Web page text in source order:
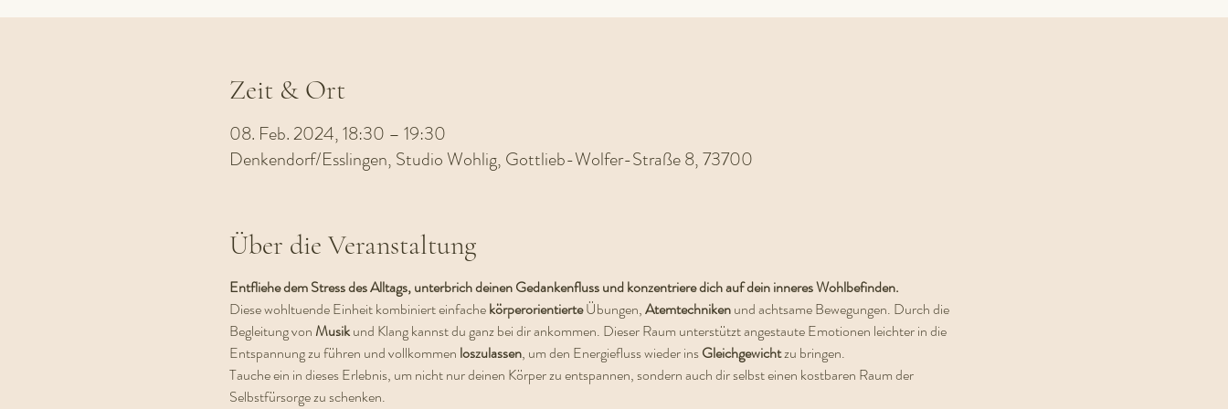
Zeit & Ort
08. Feb. 2024, 18:30 – 19:30
Denkendorf/Esslingen, Studio Wohlig, Gottlieb-Wolfer-Straße 8, 73700
Über die Veranstaltung
Entfliehe dem Stress des Alltags, unterbrich deinen Gedankenfluss und konzentriere dich auf dein inneres Wohlbefinden.
Diese wohltuende Einheit kombiniert einfache körperorientierte Übungen, Atemtechniken und achtsame Bewegungen. Durch die
Begleitung von Musik und Klang kannst du ganz bei dir ankommen. Dieser Raum unterstützt angestaute Emotionen leichter in die
Entspannung zu führen und vollkommen loszulassen, um den Energiefluss wieder ins Gleichgewicht zu bringen.
Tauche ein in dieses Erlebnis, um nicht nur deinen Körper zu entspannen, sondern auch dir selbst einen kostbaren Raum der
Selbstfürsorge zu schenken.